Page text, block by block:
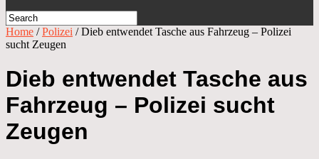
Home /Polizei /Dieb entwendet Tasche aus Fahrzeug – Polizei
sucht Zeugen
Dieb entwendet Tasche aus
Fahrzeug – Polizei sucht
Zeugen